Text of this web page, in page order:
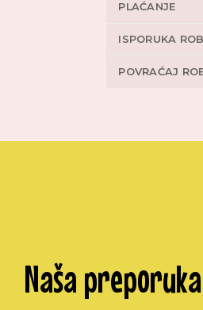
PLAĆANJE
ISPORUKA
POVRAĆAJ
Naša preporuka